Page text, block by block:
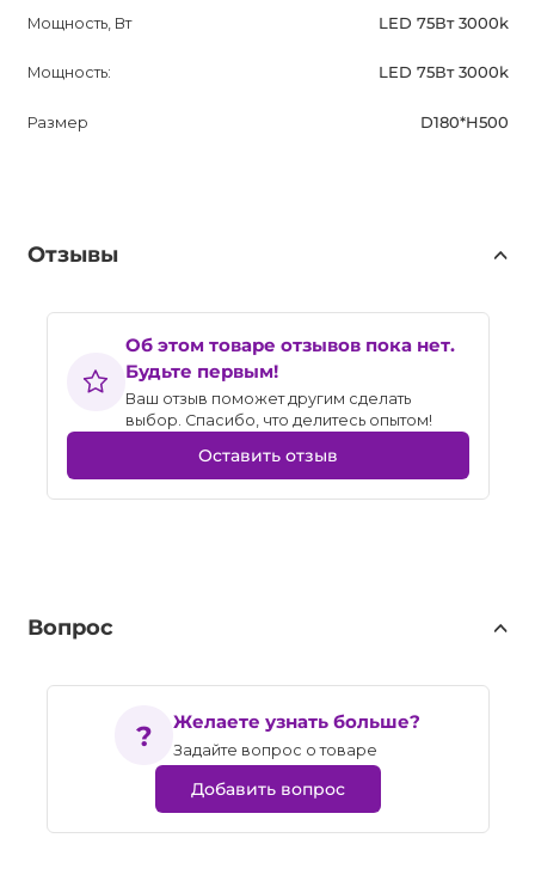
Мощность, Вт LED 75Вт 3000k
Мощность: LED 75Вт 3000k
Размер D180*H500
Отзывы
Об этом товаре отзывов пока нет.
Будьте первым!
Ваш отзыв поможет другим сделать
выбор. Спасибо, что делитесь опытом!
Оставить отзыв
Вопрос
Желаете узнать больше?
Задайте вопрос о товаре
Добавить вопрос